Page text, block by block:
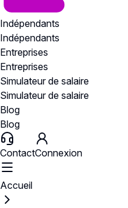
Indépendants
Indépendants
Entreprises
Entreprises
Simulateur de salaire
Simulateur de salaire
Blog
Blog
ContactConnexion
Accueil